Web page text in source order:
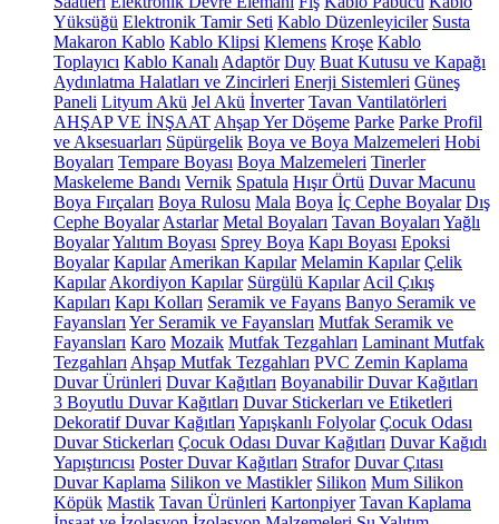
Yüksüğü Elektronik Tamir Seti Kablo Düzenleyiciler Susta
Makaron Kablo Kablo Klipsi Klemens Kroşe Kablo
Toplayıcı Kablo Kanalı Adaptör Duy Buat Kutusu ve Kapağı
Aydınlatma Halatları ve Zincirleri Enerji Sistemleri Güneş
Paneli Lityum Akü Jel Akü İnverter Tavan Vantilatörleri
AHŞAP VE İNŞAAT Ahşap Yer Döşeme Parke Parke Profil
ve Aksesuarları Süpürgelik Boya ve Boya Malzemeleri Hobi
Boyaları Tempare Boyası Boya Malzemeleri Tinerler
Maskeleme Bandı Vernik Spatula Hışır Örtü Duvar Macunu
Boya Fırçaları Boya Rulosu Mala Boya İç Cephe Boyalar Dış
Cephe Boyalar Astarlar Metal Boyaları Tavan Boyaları Yağlı
BoyalarYalıtım Boyası Sprey Boya Kapı Boyası Epoksi
Boyalar Kapılar Amerikan Kapılar Melamin Kapılar Çelik
Kapılar Akordiyon Kapılar Sürgülü Kapılar Acil Çıkış
Kapıları Kapı Kolları Seramik ve Fayans Banyo Seramik ve
Fayansları Yer Seramik ve Fayansları Mutfak Seramik ve
Fayansları Karo Mozaik Mutfak Tezgahları Laminant Mutfak
Tezgahları Ahşap Mutfak Tezgahları PVC Zemin Kaplama
Duvar Ürünleri Duvar Kağıtları Boyanabilir Duvar Kağıtları
3 Boyutlu Duvar Kağıtları Duvar Stickerları ve Etiketleri
Dekoratif Duvar Kağıtları Yapışkanlı Folyolar Çocuk Odası
Duvar Stickerları Çocuk Odası Duvar Kağıtları Duvar Kağıdı
Yapıştırıcısı Poster Duvar Kağıtları Strafor Duvar Çıtası
Duvar Kaplama Silikon ve Mastikler Silikon Mum Silikon
Köpük Mastik Tavan Ürünleri Kartonpiyer Tavan Kaplama